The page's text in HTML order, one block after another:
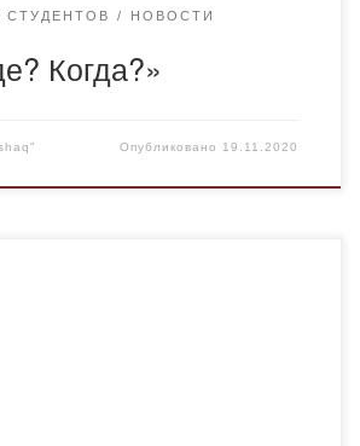
НОВОСТИ
Когда?»
Опубликовано 19.11.2020